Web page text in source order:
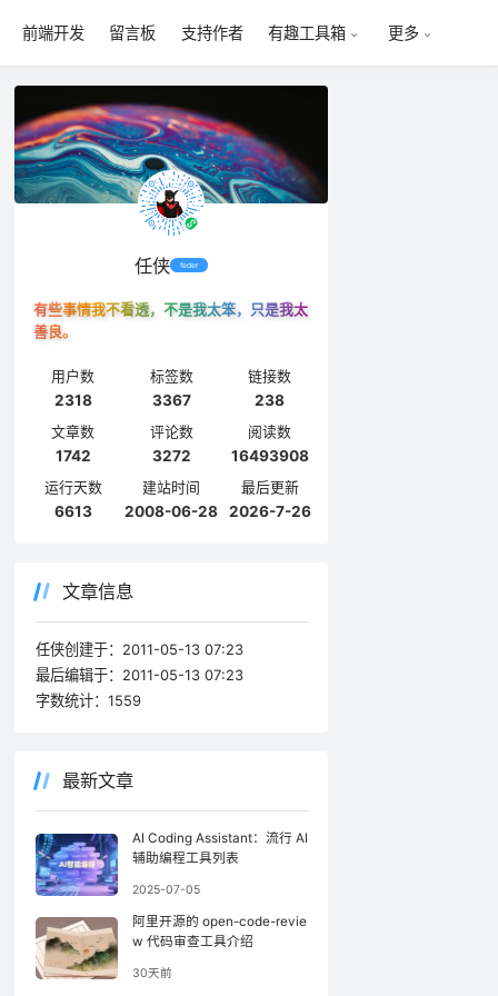
前端开发 留言板 支持作者 有趣工具箱 更多
任侠 feder
有些事情我不看透，不是我太笨，只是我太
善良。
用户数
2318
标签数
3367
链接数
238
文章数
1742
评论数
3272
阅读数
16493908
运行天数
6613
建站时间
2008-06-28
最后更新
2026-7-26
文章信息
任侠创建于： 2011-05-13 07:23
最后编辑于： 2011-05-13 07:23
字数统计： 1559
最新文章
AI Coding Assistant：流行 AI
辅助编程工具列表
2025-07-05
阿里开源的 open-code-revie
w 代码审查工具介绍
30天前